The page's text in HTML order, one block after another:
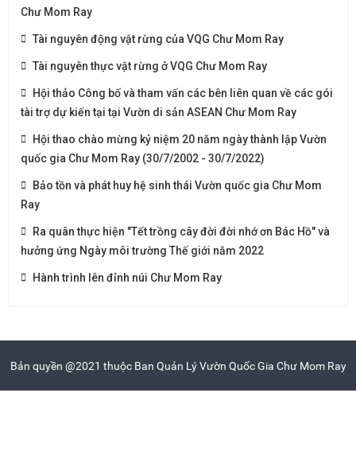
Chư Mom Ray
Tài nguyên động vật rừng của VQG Chư Mom Ray
Tài nguyên thực vật rừng ở VQG Chư Mom Ray
Hội thảo Công bố và tham vấn các bên liên quan về các gói
tài trợ dự kiến tại tại Vườn di sản ASEAN Chư Mom Ray
Hội thao chào mừng kỷ niệm 20 năm ngày thành lập Vườn
quốc gia Chư Mom Ray (30/7/2002 - 30/7/2022)
Bảo tồn và phát huy hệ sinh thái Vườn quốc gia Chư Mom
Ray
Ra quân thực hiện "Tết trồng cây đời đời nhớ ơn Bác Hồ" và
hưởng ứng Ngày môi trường Thế giới năm 2022
Hành trình lên đỉnh núi Chư Mom Ray
Bản quyền @2021 thuộc Ban Quản Lý Vườn Quốc Gia Chư Mom Ray